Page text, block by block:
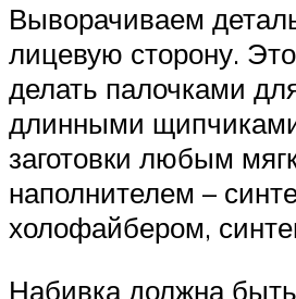
Выворачиваем
лицевую сторону.
делать палочками
длинными
заготовки любым
наполнителем –
холофайбером,
Набивка должна